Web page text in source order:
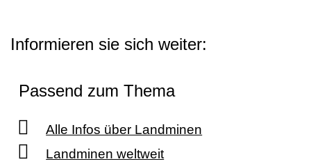
Informieren sie sich weiter:
Passend zum Thema
Alle Infos über Landminen
Landminen weltweit